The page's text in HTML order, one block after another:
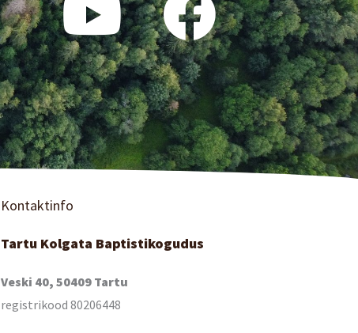
Kontaktinfo
Tartu Kolgata Baptistikogudus
Veski 40, 50409 Tartu
registrikood 80206448